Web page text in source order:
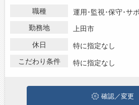
転職支援サービスについて
転職支援サービス
転職ノウハウ(応募書類の書き方・面接対
転職・採用コラム
長野県上田市の求人情報を13件取り扱っ
は12件、 派遣社員の求人 は0件、
は0件です。
第二新卒から50代・60代以上の方の再
上田市で運用･監視･保守･サポートの求
る方は、ぜひ興味のある職種に応募して
職種
運用･監視･保守･サ
勤務地
上田市
休日
特に指定なし
こだわり条件
特に指定なし
確認／変更